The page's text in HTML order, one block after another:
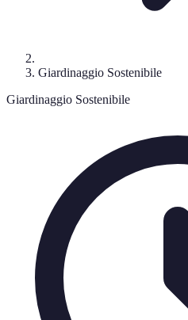
Giardinaggio Sostenibile
Giardinaggio Sostenibile